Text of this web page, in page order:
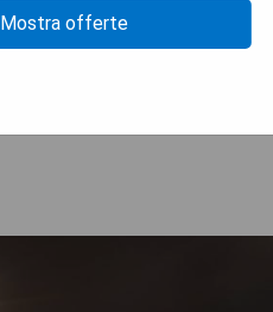
Mostra offerte